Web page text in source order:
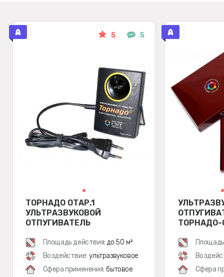
5 5
ТОРНАДО ОТАР.1
УЛЬТРАЗВУКОВОЙ
ОТПУГИВАТЕЛЬ
Площадь действия: до 50 м²
Воздействие: ультразвуковое
Сфера применения: бытовое
ТОРНАДО-
Сфера